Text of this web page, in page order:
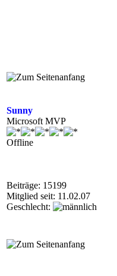
Sunny
Microsoft MVP
Offline
Beiträge: 15199
Mitglied seit: 11.02.07
Geschlecht: